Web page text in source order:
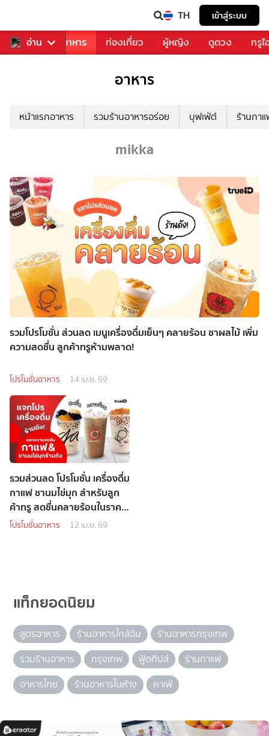
TH เข้าสู่ระบบ
อ่าน
การเพลง อาหาร ท่องเที่ยว ผู้หญิง ดูดวง ทรู
อาหาร
หน้าแรกอาหาร รวมร้านอาหารอร่อย บุฟเฟ่ต์ ร้านกา
mikka
รวมโปรโมชั่น ส่วนลด เมนูเครื่องดื่มเย็นๆ คลายร้อน ชาผลไม้ เพิ่ม
ความสดชื่น ลูกค้าทรูห้ามพลาด!
โปรโมชั่นอาหาร 14 เม.ย. 69
รวมส่วนลด โปรโมชั่น เครื่องดื่ม
กาแฟ ชานมไข่มุก สำหรับลูก
ค้าทรู สดชื่นคลายร้อนในราคา
พิเศษ!
โปรโมชั่นอาหาร 12 เม.ย. 69
แท็กยอดนิยม
สูตรอาหาร ร้านอาหารใกล้ฉัน
ร้านอาหารกรุงเทพ
รวมร้านอาหาร
กรุงเทพ ฟู้ดทิปส์
ร้านกาแฟ
อาหารไทย
ร้านอาหารในห้าง คาเฟ่